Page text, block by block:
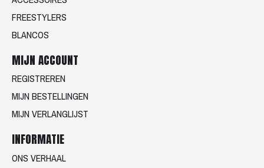
FREESTYLERS
BLANCOS
MIJN ACCOUNT
REGISTREREN
MIJN BESTELLINGEN
MIJN VERLANGLIJST
INFORMATIE
ONS VERHAAL